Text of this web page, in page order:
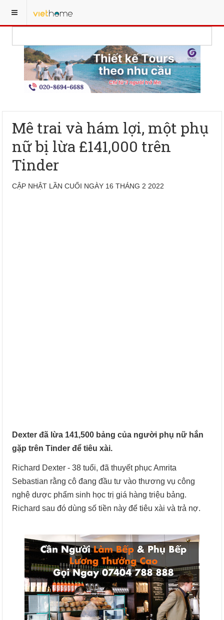
Mê trai và hám lợi, một phụ
nữ bị lừa £141,000 trên
Tinder
CẬP NHẬT LẦN CUỐI NGÀY 16 THÁNG 2 2022
Dexter đã lừa 141,500 bảng của người phụ nữ hắn
gặp trên Tinder để tiêu xài.
Richard Dexter - 38 tuổi, đã thuyết phục Amrita
Sebastian rằng cô đang đầu tư vào thương vụ công
nghệ dược phẩm sinh học trị giá hàng triệu bảng.
Richard sau đó dùng số tiền này để tiêu xài và trả nợ.